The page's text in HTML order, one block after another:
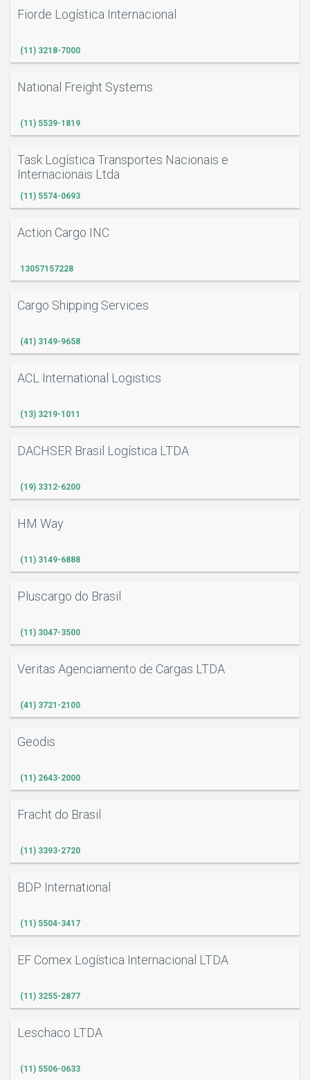
Fiorde Logística Internacional
(11) 3218-7000
National Freight Systems
(11) 5539-1819
Task Logística Transportes Nacionais e
Internacionais Ltda
(11) 5574-0693
Action Cargo INC
13057157228
Cargo Shipping Services
(41) 3149-9658
ACL International Logistics
(13) 3219-1011
DACHSER Brasil Logística LTDA
(19) 3312-6200
HM Way
(11) 3149-6888
Pluscargo do Brasil
(11) 3047-3500
Veritas Agenciamento de Cargas LTDA
(41) 3721-2100
Geodis
(11) 2643-2000
Fracht do Brasil
(11) 3393-2720
BDP International
(11) 5504-3417
EF Comex Logística Internacional LTDA
(11) 3255-2877
Leschaco LTDA
(11) 5506-0633